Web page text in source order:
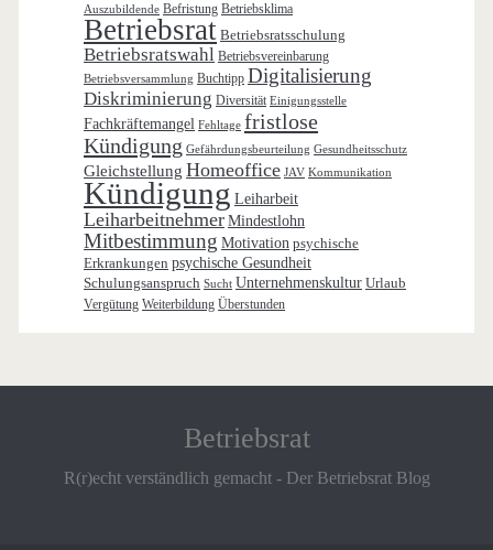
Auszubildende Befristung Betriebsklima
Betriebsrat Betriebsratsschulung
Betriebsratswahl Betriebsvereinbarung
Betriebsversammlung Buchtipp Digitalisierung
Diskriminierung Diversität Einigungsstelle
Fachkräftemangel Fehltage fristlose
Kündigung Gefährdungsbeurteilung Gesundheitsschutz
Gleichstellung Homeoffice JAV Kommunikation
Kündigung Leiharbeit
Leiharbeitnehmer Mindestlohn
Mitbestimmung Motivation psychische
Erkrankungen psychische Gesundheit
Schulungsanspruch Sucht Unternehmenskultur Urlaub
Vergütung Weiterbildung Überstunden
Betriebsrat
R(r)echt verständlich gemacht - Der Betriebsrat Blog